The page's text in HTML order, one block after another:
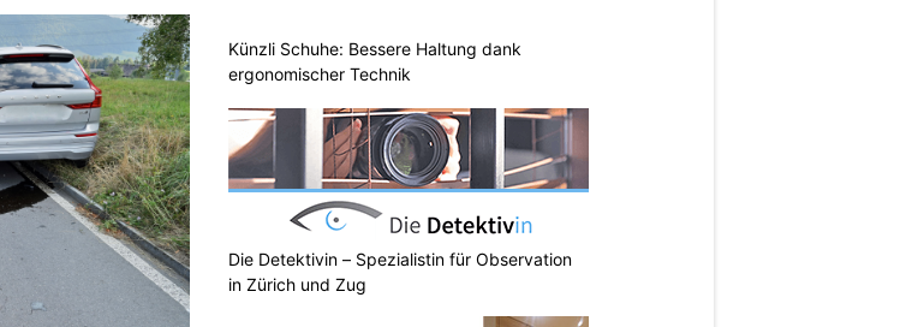
Künzli Schuhe: Bessere Haltung dank
ergonomischer Technik
Die Detektivin – Spezialistin für Observation
in Zürich und Zug